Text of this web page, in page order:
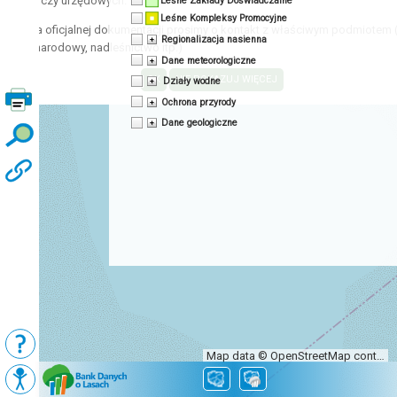
Map data © OpenStreetMap contributors, CC-BY-SA
Podkłady
Leśne Kompleksy Promocyjne
Regionalizacja nasienna
Dane meteorologiczne
Działy wodne
Ochrona przyrody
Dane geologiczne
oficjalnej dokumentacji prosimy o kontakt z właściwym podmiotem
park narodowy, nadleśnictwo itp.)